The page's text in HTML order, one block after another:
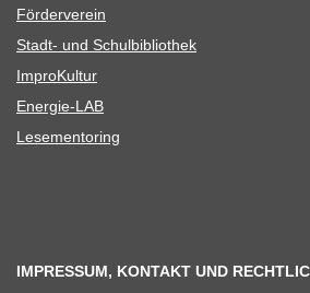
För­der­ver­ein
Stadt- und Schulbibliothek
Impro­Kul­tur
Ener­­gie-LAB
Lese­men­to­ring
IMPRESSUM, KONTAKT UND